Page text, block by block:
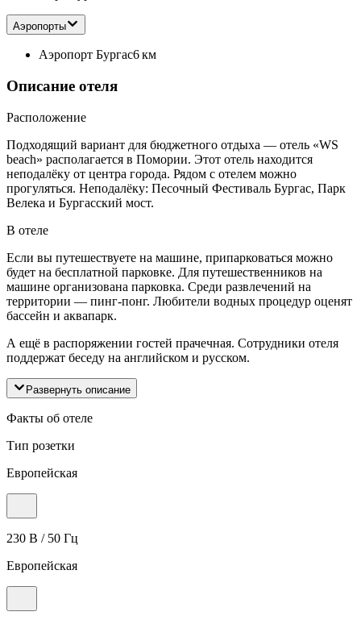
Аэропорты
Аэропорт Бургас6 км
Описание отеля
Расположение
Подходящий вариант для бюджетного отдыха — отель «WS
beach» располагается в Помории. Этот отель находится
неподалёку от центра города. Рядом с отелем можно
прогуляться. Неподалёку: Песочный Фестиваль Бургас, Парк
Велека и Бургасский мост.
В отеле
Если вы путешествуете на машине, припарковаться можно
будет на бесплатной парковке. Для путешественников на
машине организована парковка. Среди развлечений на
территории — пинг-понг. Любители водных процедур оценят
бассейн и аквапарк.
А ещё в распоряжении гостей прачечная. Сотрудники отеля
поддержат беседу на английском и русском.
Развернуть описание
Факты об отеле
Тип розетки
Европейская
230 В / 50 Гц
Европейская